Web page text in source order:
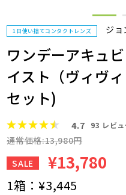
1日使い捨てコンタクトレンズ ジョ
ワンデーアキュ
イスト（ヴィヴ
セット)
4.7 93 レビュ
通常価格:13,980円
SALE
¥13,780
1箱：¥3,445